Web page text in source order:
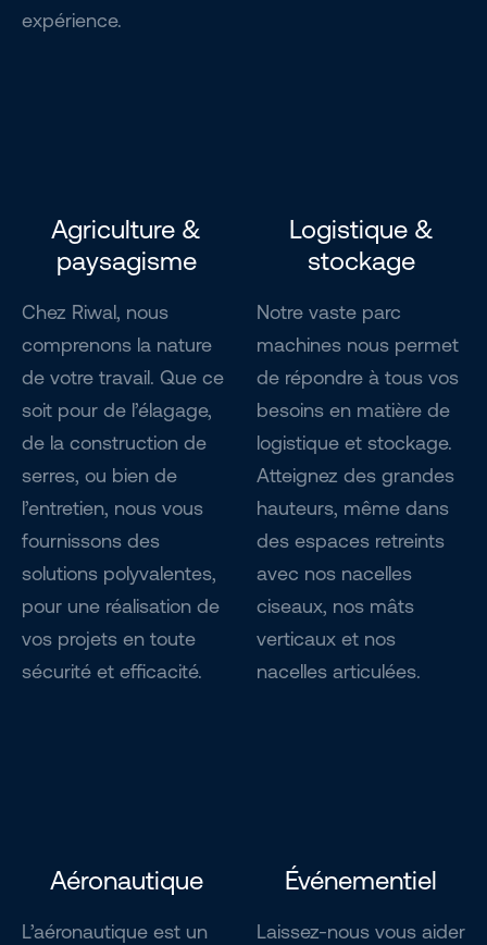
expérience.
Agriculture &
paysagisme
Chez Riwal, nous
comprenons la nature
de votre travail. Que ce
soit pour de l’élagage,
de la construction de
serres, ou bien de
l’entretien, nous vous
fournissons des
solutions polyvalentes,
pour une réalisation de
vos projets en toute
sécurité et efficacité.
Logistique &
stockage
Notre vaste parc
machines nous permet
de répondre à tous vos
besoins en matière de
logistique et stockage.
Atteignez des grandes
hauteurs, même dans
des espaces retreints
avec nos nacelles
ciseaux, nos mâts
verticaux et nos
nacelles articulées.
Aéronautique
L’aéronautique est un
Événementiel
Laissez-nous vous aider